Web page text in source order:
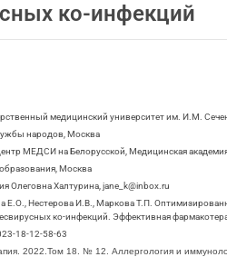
ко-инфекций
медицинский университет им. И.М.
народов, Москва
МЕДСИ на Белорусской, Медицинская
Москва
Олеговна Халтурина, jane_k@inbox.ru
Е.О., Нестерова И.В., Маркова Т.П.
ко-инфекций. Эффективная
18-12-58-63
2022.Том 18. № 12. Аллергология и